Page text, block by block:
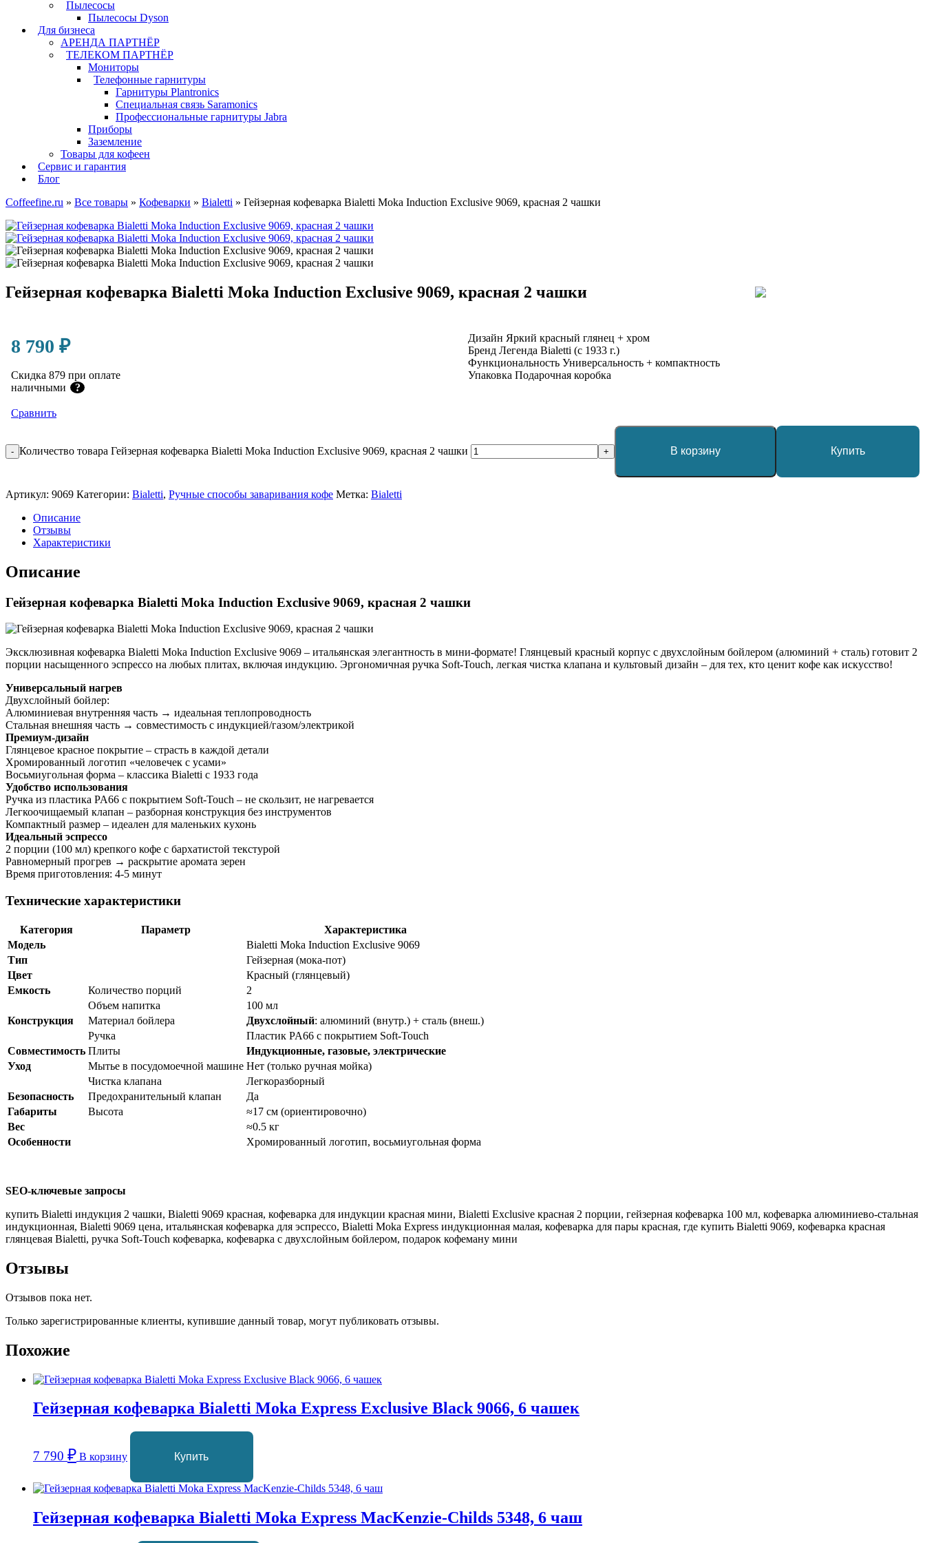
Пылесосы
Пылесосы Dyson
Для бизнеса
АРЕНДА ПАРТНЁР
ТЕЛЕКОМ ПАРТНЁР
Мониторы
Телефонные гарнитуры
Гарнитуры Plantronics
Специальная связь Saramonics
Профессиональные гарнитуры Jabra
Приборы
Заземление
Товары для кофеен
Сервис и гарантия
Блог
Coffeefine.ru » Все товары » Кофеварки » Bialetti » Гейзерная кофеварка Bialetti Moka Induction Exclusive 9069, красная 2 чашки
Гейзерная кофеварка Bialetti Moka Induction Exclusive 9069, красная 2 чашки
8 790 ₽
Скидка 879 при оплате
наличными
?
Сравнить
Дизайн Яркий красный глянец + хром
Бренд Легенда Bialetti (с 1933 г.)
Функциональность Универсальность + компактность
Упаковка Подарочная коробка
- Количество товара Гейзерная кофеварка Bialetti Moka Induction Exclusive 9069, красная 2 чашки + В корзину Купить
Артикул: 9069 Категории: Bialetti, Ручные способы заваривания кофе Метка: Bialetti
Описание
Отзывы
Характеристики
Описание
Гейзерная кофеварка Bialetti Moka Induction Exclusive 9069, красная 2 чашки
Эксклюзивная кофеварка Bialetti Moka Induction Exclusive 9069 – итальянская элегантность в мини-формате! Глянцевый красный корпус с двухслойным бойлером (алюминий + сталь) готовит 2
порции насыщенного эспрессо на любых плитах, включая индукцию. Эргономичная ручка Soft-Touch, легкая чистка клапана и культовый дизайн – для тех, кто ценит кофе как искусство!
Универсальный нагрев
Двухслойный бойлер:
Алюминиевая внутренняя часть → идеальная теплопроводность
Стальная внешняя часть → совместимость с индукцией/газом/электрикой
Премиум-дизайн
Глянцевое красное покрытие – страсть в каждой детали
Хромированный логотип «человечек с усами»
Восьмиугольная форма – классика Bialetti с 1933 года
Удобство использования
Ручка из пластика PA66 с покрытием Soft-Touch – не скользит, не нагревается
Легкоочищаемый клапан – разборная конструкция без инструментов
Компактный размер – идеален для маленьких кухонь
Идеальный эспрессо
2 порции (100 мл) крепкого кофе с бархатистой текстурой
Равномерный прогрев → раскрытие аромата зерен
Время приготовления: 4-5 минут
Технические характеристики
Категория Параметр
Характеристика
Модель
Bialetti Moka Induction Exclusive 9069
Тип
Гейзерная (мока-пот)
Цвет
Красный (глянцевый)
Емкость
Количество порций
2
Объем напитка
100 мл
Конструкция
Материал бойлера Двухслойный: алюминий (внутр.) + сталь (внеш.)
Ручка
Пластик PA66 с покрытием Soft-Touch
Совместимость Плиты
Индукционные, газовые, электрические
Уход
Мытье в посудомоечной машине Нет (только ручная мойка)
Чистка клапана
Легкоразборный
Безопасность
Предохранительный клапан
Да
Габариты
Высота
≈17 см (ориентировочно)
Вес
≈0.5 кг
Особенности
Хромированный логотип, восьмиугольная форма
SEO-ключевые запросы
купить Bialetti индукция 2 чашки, Bialetti 9069 красная, кофеварка для индукции красная мини, Bialetti Exclusive красная 2 порции, гейзерная кофеварка 100 мл, кофеварка алюминиево-стальная
индукционная, Bialetti 9069 цена, итальянская кофеварка для эспрессо, Bialetti Moka Express индукционная малая, кофеварка для пары красная, где купить Bialetti 9069, кофеварка красная
глянцевая Bialetti, ручка Soft-Touch кофеварка, кофеварка с двухслойным бойлером, подарок кофеману мини
Отзывы
Отзывов пока нет.
Только зарегистрированные клиенты, купившие данный товар, могут публиковать отзывы.
Похожие
Гейзерная кофеварка Bialetti Moka Express Exclusive Black 9066, 6 чашек
7 790 ₽ В корзину Купить
Гейзерная кофеварка Bialetti Moka Express MacKenzie-Childs 5348, 6 чаш